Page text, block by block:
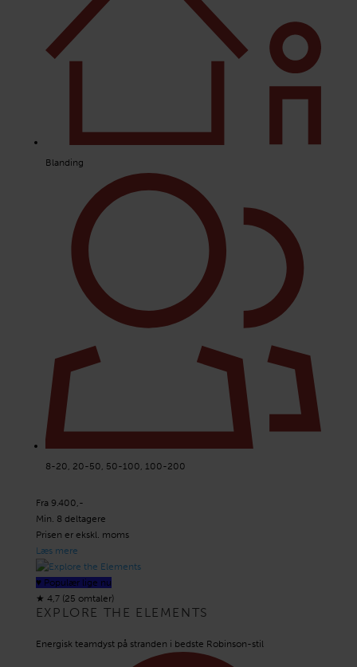
Blanding
8-20, 20-50, 50-100, 100-200
Fra 9.400,-
Min. 8 deltagere
Prisen er ekskl. moms
Læs mere
♥ Populær lige nu
★ 4,7 (25 omtaler)
EXPLORE THE ELEMENTS
Energisk teamdyst på stranden i bedste Robinson-stil